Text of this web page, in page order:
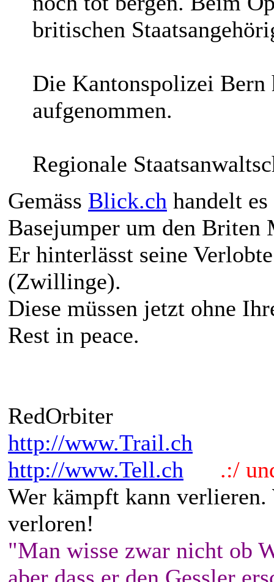
britischen
Die Kantonspolizei
aufgenommen.
Regionale
Gemäss Blick.ch handelt
Basejumper um den
Er hinterlässt seine
(Zwillinge).
Diese müssen jetzt ohne
Rest in peace.
RedOrbiter
http://www.Trail.ch
http://www.Tell.ch
.:/
Wer kämpft kann
verloren!
"Man wisse zwar nicht ob